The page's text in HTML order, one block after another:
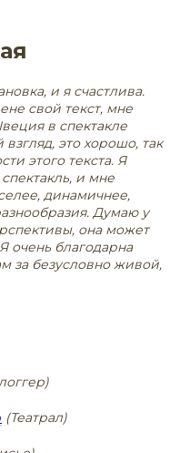
и я счастлива.
свой текст, мне
в спектакле
это хорошо, так
этого текста. Я
и мне
динамичнее,
Думаю у
она может
очень благодарна
за безусловно живой,
(Театрал)